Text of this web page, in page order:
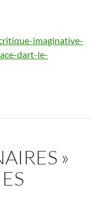
imaginative-
dart-le-
»